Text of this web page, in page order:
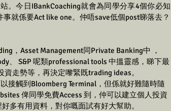
。今日IBankCoaching就會為同學分享4個你必知
就係要Act like one。仲唔save低個post睇落去？
，Asset Management同Private Banking中 ，
、 S&P 呢類professional tools 中搵靈感，睇下最
走勢等，再決定嚟緊既trading ideas。
觸到Bloomberg Terminal，但係就好難隨時隨
俾同學免費Access 到，仲可以建立個人投資
多有用資料，對你嘅面試有好大幫助。